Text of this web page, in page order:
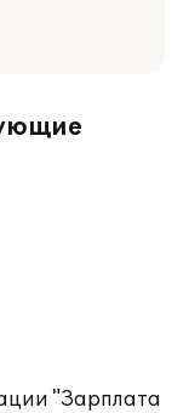
"Зарплата